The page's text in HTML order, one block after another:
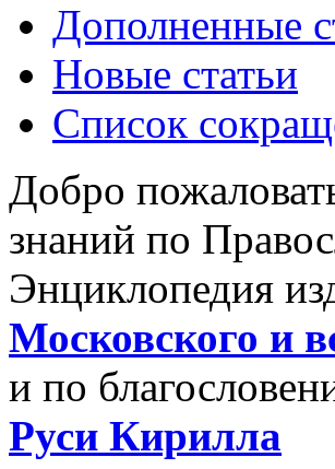
Дополненные
Новые статьи
Список
Добро
знаний по
Энциклопедия
Московского и
и по
Руси Кирилла